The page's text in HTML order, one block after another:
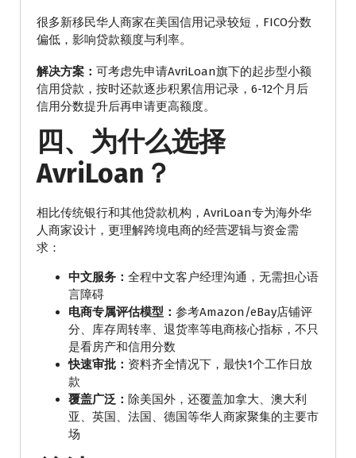
很多新移民华人商家在美国信用记录较短，FICO分数
偏低，影响贷款额度与利率。
解决方案： 可考虑先申请AvriLoan旗下的起步型小额
信用贷款，按时还款逐步积累信用记录，6-12个月后
信用分数提升后再申请更高额度。
四、为什么选择
AvriLoan？
相比传统银行和其他贷款机构，AvriLoan专为海外华
人商家设计，更理解跨境电商的经营逻辑与资金需
求：
中文服务： 全程中文客户经理沟通，无需担心语
言障碍
电商专属评估模型： 参考Amazon/eBay店铺评
分、库存周转率、退货率等电商核心指标，不只
是看房产和信用分数
快速审批： 资料齐全情况下，最快1个工作日放
款
覆盖广泛： 除美国外，还覆盖加拿大、澳大利
亚、英国、法国、德国等华人商家聚集的主要市
场